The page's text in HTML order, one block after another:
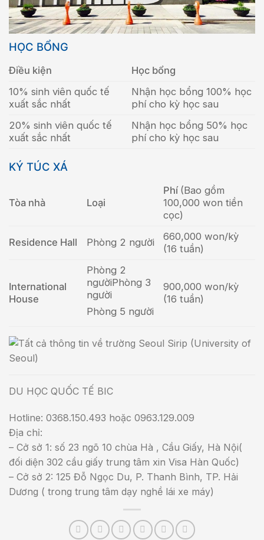
HỌC BỔNG
Điều kiện
Học bổng
10% sinh viên quốc tế
xuất sắc nhất
Nhận học bổng 100% học
phí cho kỳ học sau
20% sinh viên quốc tế
xuất sắc nhất
Nhận học bổng 50% học
phí cho kỳ học sau
KÝ TÚC XÁ
Tòa nhà Loại
Phí (Bao gồm
100,000 won tiền
cọc)
Residence Hall Phòng 2 người
660,000 won/kỳ
(16 tuần)
International
House
Phòng 2
ngườiPhòng 3
người
Phòng 5 người
900,000 won/kỳ
(16 tuần)
DU HỌC QUỐC TẾ BIC
Hotline: 0368.150.493 hoặc 0963.129.009
Địa chỉ:
– Cở sở 1: số 23 ngõ 10 chùa Hà , Cầu Giấy, Hà Nội(
đối diện 302 cầu giấy trung tâm xin Visa Hàn Quốc)
– Cở sở 2: 125 Đỗ Ngọc Du, P. Thanh Bình, TP. Hải
Dương ( trong trung tâm dạy nghề lái xe máy)